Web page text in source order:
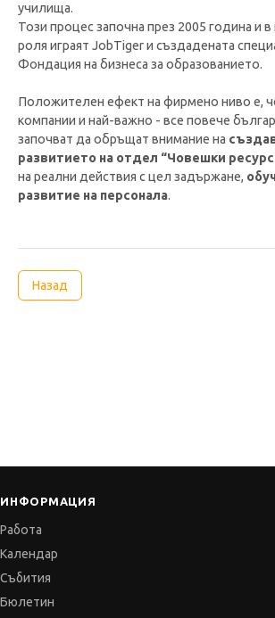
училища.
Този процес започна през 2005 година и в
роля играят JobTiger и създадената
Фондация на бизнеса за образованието.
Положителен ефект на фирмено ниво е,
компании и най-важно - все повече
започват да обръщат внимание на
развитието на отдел “Човешки
на реални действия с цел задържане,
развитие на персонала.
Назад
ИНФОРМАЦИЯ
Работа
Календар
Събития
Бюлетин